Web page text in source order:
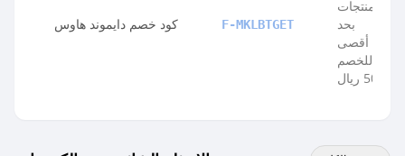
كود خصم دايموند هاوس F-MKLBTGET
المنتجات
بحد
أقصى
للخصم
50 ريال